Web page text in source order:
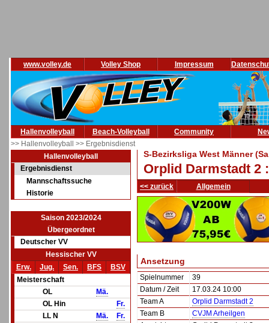
www.volley.de Volley Shop Impressum
Hallenvolleyball Beach-Volleyball Community
>> Hallenvolleyball >> Ergebnisdienst
Hallenvolleyball
Ergebnisdienst
Mannschaftssuche
Historie
Saison 2023/2024
Übergeordnet
Deutscher VV
Hessischer VV
Erw.
Jug. Sen. BFS
BSV
Meisterschaft
OL
Mä.
OL Hin
Fr.
LL N
Mä.
Fr.
S-Bezirksliga West Männer
Orplid Darmstadt 2
<< zurück Allgemein
Ansetzung
Spielnummer
39
Datum / Zeit
17.03.24 10:00
Team A
Orplid Darmstadt 2
Team B
CVJM Arheilgen